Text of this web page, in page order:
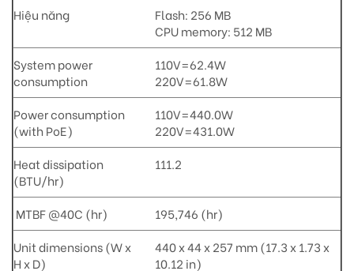
Hiệu năng
Flash: 256 MB
CPU memory: 512 MB
System power
consumption
110V=62.4W
220V=61.8W
Power consumption
(with PoE)
110V=440.0W
220V=431.0W
Heat dissipation
(BTU/hr)
111.2
MTBF @40C (hr)
195,746 (hr)
Unit dimensions (W x
H x D)
440 x 44 x 257 mm (17.3 x 1.73 x
10.12 in)